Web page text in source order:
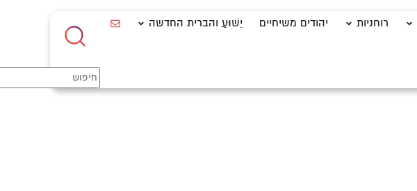
רוחניות יהודים משיחיים יֵשׁוּעַ והברית החדשה